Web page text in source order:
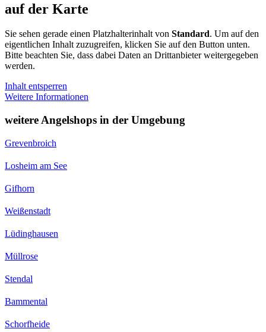
auf der Karte
Sie sehen gerade einen Platzhalterinhalt von Standard. Um auf den
eigentlichen Inhalt zuzugreifen, klicken Sie auf den Button unten.
Bitte beachten Sie, dass dabei Daten an Drittanbieter weitergegeben
werden.
Inhalt entsperren
Weitere Informationen
weitere Angelshops in der Umgebung
Grevenbroich
Losheim am See
Gifhorn
Weißenstadt
Lüdinghausen
Müllrose
Stendal
Bammental
Schorfheide